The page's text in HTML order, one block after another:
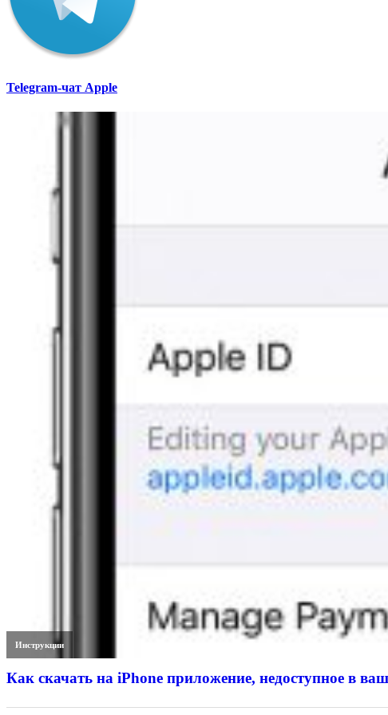
Telegram-чат Apple
Инструкции
Как скачать на iPhone приложение, недоступное в